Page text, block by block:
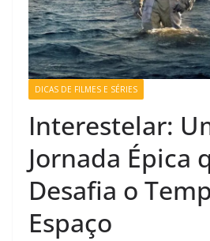
DICAS DE FILMES E SÉRIES
Interestelar:
Jornada Épica
Desafia o
Espaço